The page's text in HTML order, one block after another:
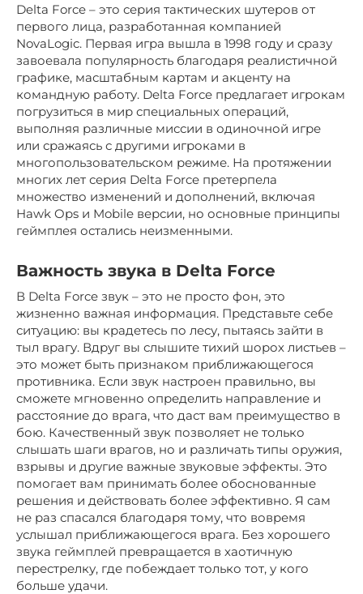
Delta Force – это серия тактических шутеров от
первого лица, разработанная компанией
NovaLogic. Первая игра вышла в 1998 году и сразу
завоевала популярность благодаря реалистичной
графике, масштабным картам и акценту на
командную работу. Delta Force предлагает игрокам
погрузиться в мир специальных операций,
выполняя различные миссии в одиночной игре
или сражаясь с другими игроками в
многопользовательском режиме. На протяжении
многих лет серия Delta Force претерпела
множество изменений и дополнений, включая
Hawk Ops и Mobile версии, но основные принципы
геймплея остались неизменными.
Важность звука в Delta Force
В Delta Force звук – это не просто фон, это
жизненно важная информация. Представьте себе
ситуацию: вы крадетесь по лесу, пытаясь зайти в
тыл врагу. Вдруг вы слышите тихий шорох листьев –
это может быть признаком приближающегося
противника. Если звук настроен правильно, вы
сможете мгновенно определить направление и
расстояние до врага, что даст вам преимущество в
бою. Качественный звук позволяет не только
слышать шаги врагов, но и различать типы оружия,
взрывы и другие важные звуковые эффекты. Это
помогает вам принимать более обоснованные
решения и действовать более эффективно. Я сам
не раз спасался благодаря тому, что вовремя
услышал приближающегося врага. Без хорошего
звука геймплей превращается в хаотичную
перестрелку, где побеждает только тот, у кого
больше удачи.